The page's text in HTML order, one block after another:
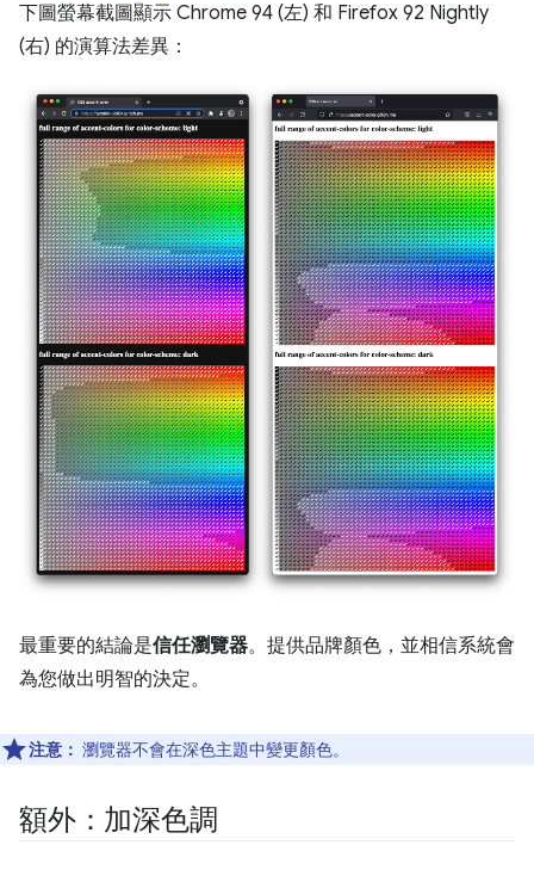
下圖螢幕截圖顯示 Chrome 94 (左) 和 Firefox 92 Nightly
(右) 的演算法差異：
最重要的結論是信任瀏覽器。提供品牌顏色，並相信系統會
為您做出明智的決定。
注意： 瀏覽器不會在深色主題中變更顏色。
額外：加深色調